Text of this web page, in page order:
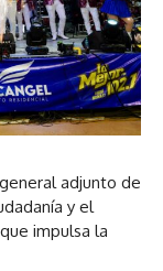
adjunto de
y el
impulsa la